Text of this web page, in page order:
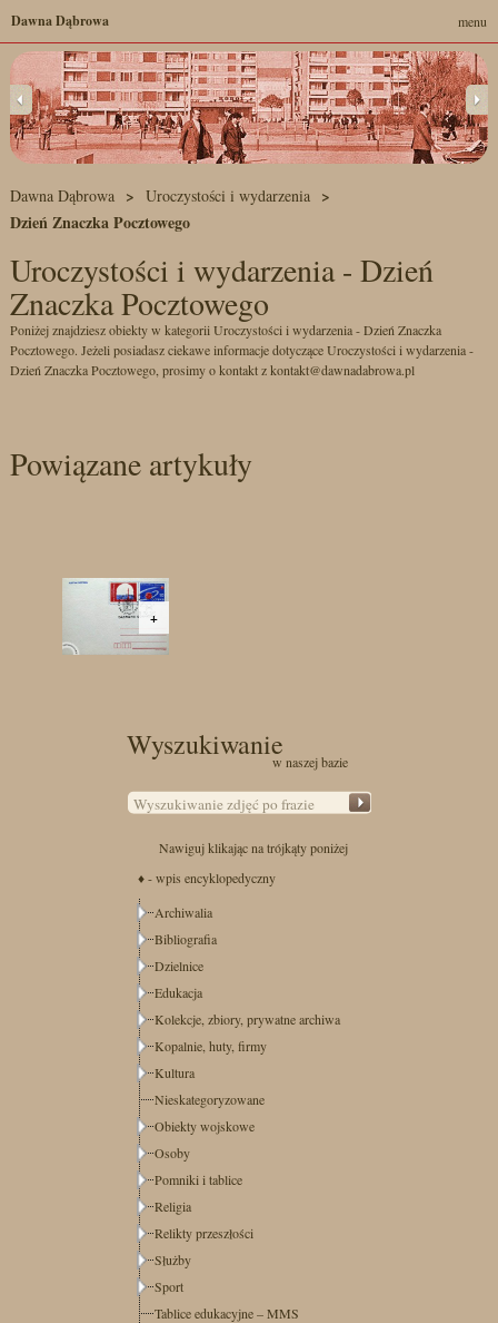
Dawna Dąbrowa Uroczystości i wydarzenia
Dzień Znaczka Pocztowego
Uroczystości i wydarzenia - Dzień
Znaczka Pocztowego
Poniżej znajdziesz obiekty w kategorii Uroczystości i wydarzenia - Dzień Znaczka
Pocztowego. Jeżeli posiadasz ciekawe informacje dotyczące Uroczystości i wydarzenia -
Dzień Znaczka Pocztowego, prosimy o kontakt z kontakt@dawnadabrowa.pl
Powiązane artykuły
+
Wyszukiwaniew naszej bazie
Nawiguj klikając na trójkąty poniżej
♦ - wpis encyklopedyczny
Archiwalia
Bibliografia
Dzielnice
Edukacja
Kolekcje, zbiory, prywatne archiwa
Kopalnie, huty, firmy
Kultura
Nieskategoryzowane
Obiekty wojskowe
Osoby
Pomniki i tablice
Religia
Relikty przeszłości
Służby
Sport
Tablice edukacyjne – MMS
Dawna Dąbrowa menu